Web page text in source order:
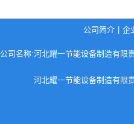
公司简介 企
公司名称:河北耀一节能设备制造有限
河北耀一节能设备制造有限